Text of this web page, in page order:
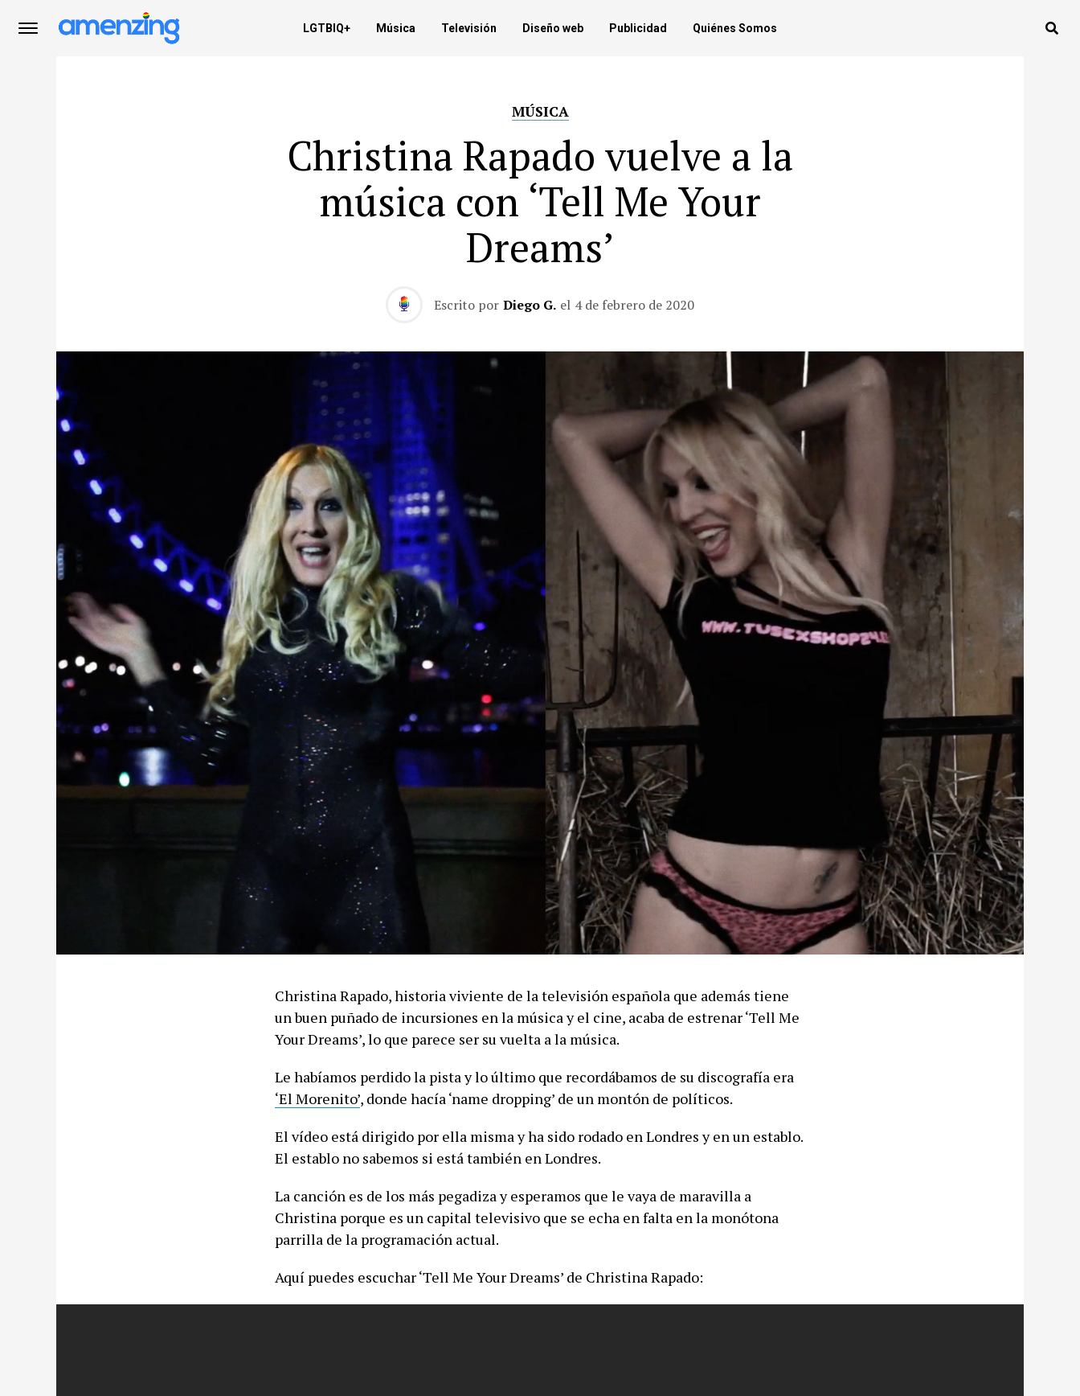
LGTBIQ+ Música Televisión Diseño web Publicidad Quiénes Somos
MÚSICA
Christina Rapado vuelve a la
música con ‘Tell Me Your
Dreams’
Escrito por Diego G. el 4 de febrero de 2020
Christina Rapado, historia viviente de la televisión española que además tiene
un buen puñado de incursiones en la música y el cine, acaba de estrenar ‘Tell Me
Your Dreams’, lo que parece ser su vuelta a la música.
Le habíamos perdido la pista y lo último que recordábamos de su discografía era
‘El Morenito’, donde hacía ‘name dropping’ de un montón de políticos.
El vídeo está dirigido por ella misma y ha sido rodado en Londres y en un establo.
El establo no sabemos si está también en Londres.
La canción es de los más pegadiza y esperamos que le vaya de maravilla a
Christina porque es un capital televisivo que se echa en falta en la monótona
parrilla de la programación actual.
Aquí puedes escuchar ‘Tell Me Your Dreams’ de Christina Rapado: